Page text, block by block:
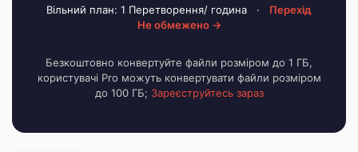
Вільний план: 1 Перетворення/ година ·
Перехід
Не обмежено →
Безкоштовно конвертуйте файли розміром до 1 ГБ,
користувачі Pro можуть конвертувати файли розміром
до 100 ГБ; Зареєструйтесь зараз